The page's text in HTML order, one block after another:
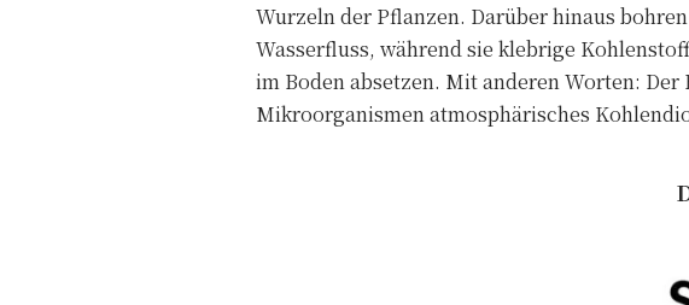
Wurzeln der Pflanzen. Darüber hinaus
Wasserfluss, während sie klebrige
im Boden absetzen. Mit anderen Worten:
Mikroorganismen atmosphärisches